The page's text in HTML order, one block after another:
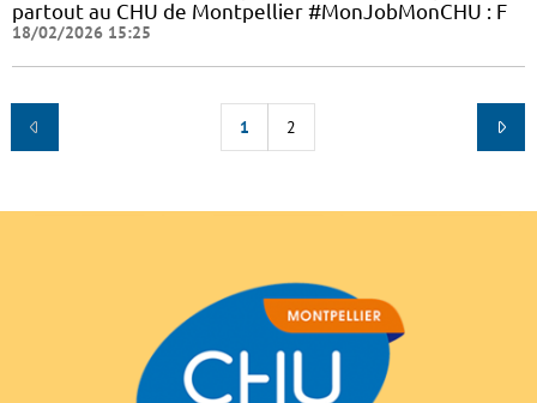
partout au CHU de Montpellier #MonJobMonCHU : F
18/02/2026 15:25
1 2